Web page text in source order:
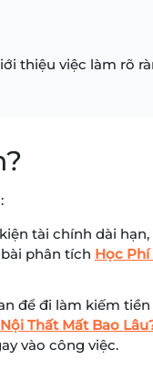
thiệu việc làm rõ
tài chính dài
phân tích Học Phí
để đi làm kiếm
Thất Mất Bao
vào công việc.